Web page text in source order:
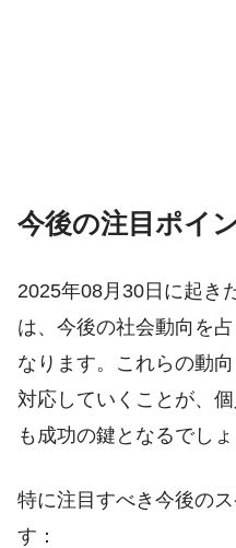
今後の注目ポイ
2025年08月30日に起き
は、今後の社会動向を
なります。これらの動
対応していくことが、
も成功の鍵となるでしょ
特に注目すべき今後の
す：